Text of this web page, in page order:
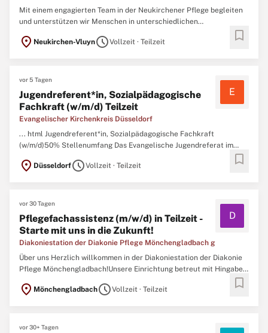
Mit einem engagierten Team in der Neukirchener Pflege begleiten
und unterstützen wir Menschen in unterschiedlichen
Wohnumgebung verbleiben können. Uns ist die persönliche
location_on Neukirchen-VluynscheduleVollzeit · Teilzeit bookmark
vor 5 Tagen
Jugendreferent*in, Sozialpädagogische
Fachkraft (w/m/d) Teilzeit
Evangelischer Kirchenkreis Düsseldorf
E
... html Jugendreferent*in, Sozialpädagogische Fachkraft
(w/m/d)50% Stellenumfang Das Evangelische Jugendreferat im
Jugendreferentin für den Bereich Koordination offener Kinder- und
location_on DüsseldorfscheduleVollzeit · Teilzeit bookmark
vor 30 Tagen
Pflegefachassistenz (m/w/d) in Teilzeit -
Starte mit uns in die Zukunft!
Diakoniestation der Diakonie Pflege Mönchengladbach g
D
Über uns Herzlich willkommen in der Diakoniestation der Diakonie
Pflege Mönchengladbach!Unsere Einrichtung betreut mit Hingabe
"Bewerben", um Ihre Bewerbung abzuschicken. Vergewissern Sie
location_on MönchengladbachscheduleVollzeit · Teilzeit bookmark
vor 30+ Tagen